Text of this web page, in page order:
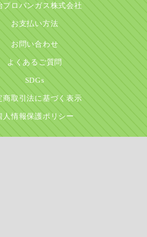
プロパンガス株式会社
お支払い方法
お問い合わせ
よくあるご質問
SDGs
商取引法に基づく表示
人情報保護ポリシー